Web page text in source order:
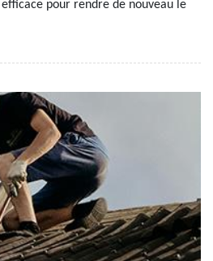
pour rendre de nouveau le